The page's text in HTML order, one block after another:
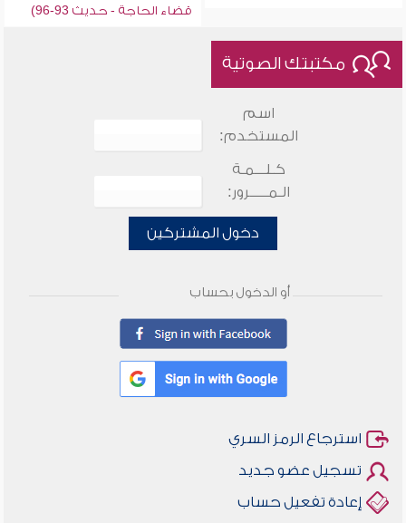
قضاء الحاجة - حديث 93-96)
مكتبتك الصوتية
اسم
المستخدم:
كـلـــمـة
الـمـــــرور:
دخول المشتركين
أو الدخول بحساب
استرجاع الرمز السري
تسجيل عضو جديد
إعادة تفعيل حساب